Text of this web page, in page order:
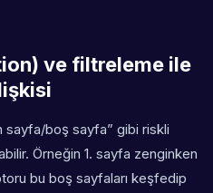
ve filtreleme ile
sayfa/boş sayfa” gibi riskli
Örneğin 1. sayfa zenginken
bu boş sayfaları keşfedip